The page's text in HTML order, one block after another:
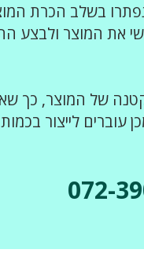
נפתרו בשלב הכרת
את המוצר ולבצע
של המוצר, כך
לייצור